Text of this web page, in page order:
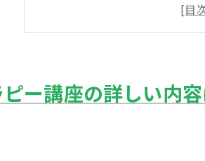
働きながら学ぶ人
独学と通信講座の
リンパマッサージ通信講
ー講座の詳しい内